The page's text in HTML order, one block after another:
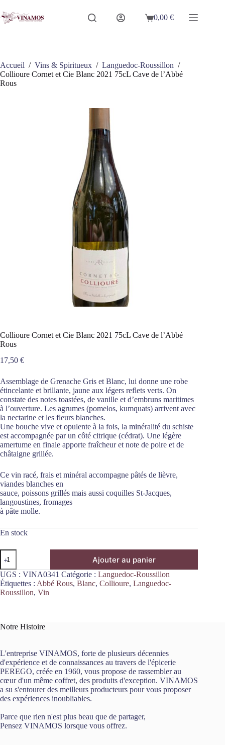
au
contenu
Panier
0,00€
Accueil / Vins & Spiritueux / Languedoc-Roussillon /
Collioure Cornet et Cie Blanc 2021 75cL Cave de l’Abbé
Rous
Collioure Cornet et Cie Blanc 2021 75cL Cave de l’Abbé
Rous
17,50 €
Assemblage de Grenache Gris et Blanc, lui donne une robe
étincelante et brillante, jaune aux légers reflets verts. On
constate des notes toastées, de vanille et d’embruns maritimes
à l’ouverture. Les agrumes (pomelos, kumquats) arrivent avec
la nectarine et les fleurs blanches.
Une bouche vive et opulente à la fois, la minéralité du schiste
est accompagnée par un côté citrique (cédrat). Une légère
amertume en finale apporte fraîcheur et note de poire et de
châtaigne grillée.
Ce vin racé, frais et minéral accompagne pâtés de lièvre,
viandes blanches en
sauce, poissons grillés mais aussi coquilles St-Jacques,
langoustines, fromages
à pâte molle.
En stock
quantité
de
Collioure
Cornet
et
Cie
Cave
Rous
Ajouter au panier
UGS : VINA0341 Catégorie : Languedoc-Roussillon
Étiquettes : Abbé Rous, Blanc, Collioure, Languedoc-
Roussillon, Vin
Notre Histoire
L'entreprise VINAMOS, forte de plusieurs décennies
d'expérience et de connaissances au travers de l'épicerie
PEREGO, créée en 1960, vous propose de rassembler au
cœur d'un même coffret, des produits d'exception. VINAMOS
a su s'entourer des meilleurs producteurs pour vous proposer
des expériences inoubliables.
Parce que rien n'est plus beau que de partager,
Pensez VINAMOS lorsque vous offrez.